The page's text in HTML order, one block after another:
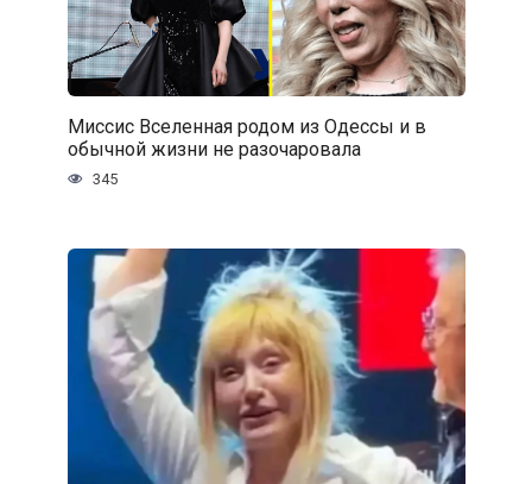
Миссис Вселенная родом из Одессы и в
обычной жизни не разочаровала
345